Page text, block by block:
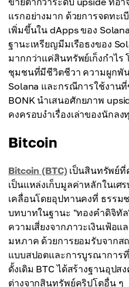
แรกอย่างมาก ด้วยการจดทะ
เพิ่มขึ้นใน dApps ของ
ฐานะเหรียญมีมเรือธงของ
มากกว่าแค่สินทรัพย์เก็งกำไร
ชุมชนที่มีชีวิตชีวา ความผูกพั
Solana และกรณีการใช้งาน
BONK นำเสนอศักยภาพ
คงครอบงำเรื่องเล่าของนักล
Bitcoin
Bitcoin (BTC) เป็นสินทรัพย์
เป็นแหล่งเก็บมูลค่าหลักในเ
เคลื่อนโดยอุปทานคงที่ ธรรม
บทบาทในฐานะ "ทองคำดิจิทั
ความเสี่ยงจากภาวะเงินเฟ้อ
มหภาค ด้วยการยอมรับจากส
แบบสปอตและการบูรณาการ
ดั้งเดิม BTC ได้สร้างฐานอุป
ต่างจากสินทรัพย์คริปโตอื่น ๆ